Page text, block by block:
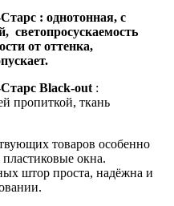
: однотонная, с
светопросускаемость
от оттенка,
Black-out :
пропиткой, ткань
товаров особенно
окна.
штор проста, надёжна и